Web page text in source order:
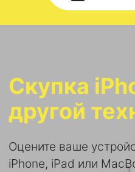
Скупка
другой
Оцените ваше
iPhone, iPad или